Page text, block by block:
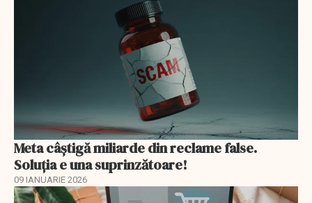
Meta câștigă miliarde din reclame false.
Soluția e una suprinzătoare!
09 IANUARIE 2026